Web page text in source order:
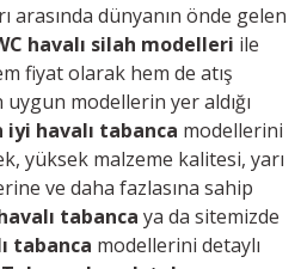
arasında dünyanın önde gelen
havalı silah modelleri ile
fiyat olarak hem de atış
uygun modellerin yer aldığı
iyi havalı tabanca modellerini
yüksek malzeme kalitesi, yarı
ve daha fazlasına sahip
tabanca ya da sitemizde
tabanca modellerini detaylı